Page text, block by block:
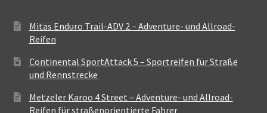
Mitas Enduro Trail-ADV 2 – Adventure- und Allroad-
Reifen
Continental SportAttack 5 – Sportreifen für Straße
und Rennstrecke
Metzeler Karoo 4 Street – Adventure- und Allroad-
Reifen für straßenorientierte Fahrer